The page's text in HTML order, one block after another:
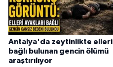
Antalya'da zeytinlikte elleri
bağlı bulunan gencin ölümü
araştırılıyor